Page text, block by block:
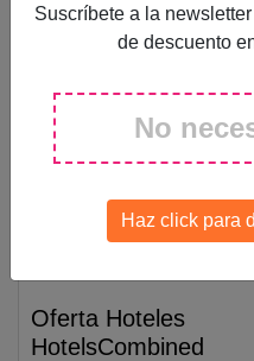
desde
Oferta Hoteles
HotelsCombined
Suscríbete a la
de descuento
No
Haz click para